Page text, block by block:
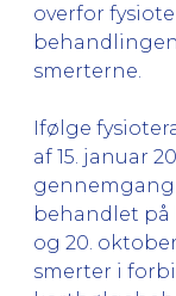
overfor
smerterne.
Ifølge
af 15. januar
behandlet på
og 20.
smerter i